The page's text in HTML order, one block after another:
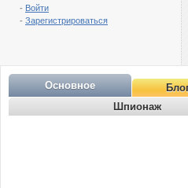
- Войти
- Зарегистрироваться
Основное
Шпионаж